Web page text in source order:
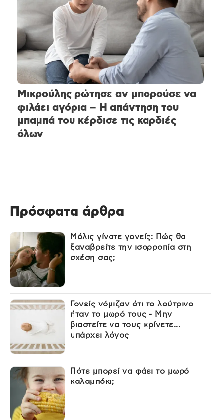
Μικρούλης ρώτησε αν μπορούσε να
φιλάει αγόρια – Η απάντηση του
μπαμπά του κέρδισε τις καρδιές
όλων
Πρόσφατα άρθρα
Μόλις γίνατε γονείς: Πώς θα
ξαναβρείτε την ισορροπία στη
σχέση σας;
Γονείς νόμιζαν ότι το λούτρινο
ήταν το μωρό τους - Μην
βιαστείτε να τους κρίνετε...
υπάρχει λόγος
Πότε μπορεί να φάει το μωρό
καλαμπόκι;